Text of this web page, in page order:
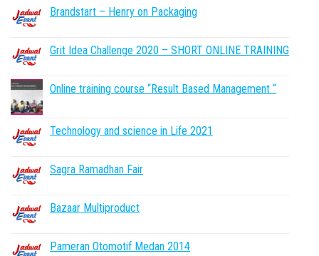
Brandstart – Henry on Packaging
Grit Idea Challenge 2020 – SHORT ONLINE TRAINING
Online training course “Result Based Management “
Technology and science in Life 2021
Sagra Ramadhan Fair
Bazaar Multiproduct
Pameran Otomotif Medan 2014